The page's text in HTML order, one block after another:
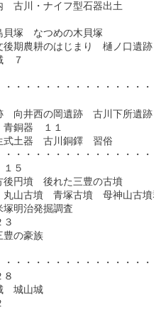
・ナイフ型石器出土
なつめの木貝塚
耕のはじまり　樋ノ口遺跡
７
・・・・・・・・・・・・・・
西の岡遺跡　古川下所遺跡
銅器　１１
　古川銅鐸　習俗
・・・・・・・・・・・・・・
５
　後れた三豊の古墳
　青塚古墳　母神山古墳群
治発掘調査
豪族
・・・・・・・・・・・・・・
山城